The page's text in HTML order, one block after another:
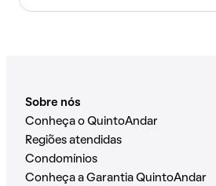
Sobre nós
Conheça o QuintoAndar
Regiões atendidas
Condomínios
Conheça a Garantia QuintoAndar